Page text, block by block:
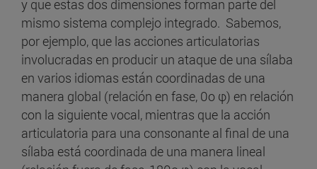
y que estas dos dimensiones forman parte del
mismo sistema complejo integrado. Sabemos,
por ejemplo, que las acciones articulatorias
involucradas en producir un ataque de una sílaba
en varios idiomas están coordinadas de una
manera global (relación en fase, 0o φ) en relación
con la siguiente vocal, mientras que la acción
articulatoria para una consonante al final de una
sílaba está coordinada de una manera lineal